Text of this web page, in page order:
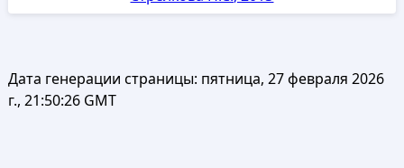
Дата генерации страницы: пятница, 27 февраля 2026
г., 21:50:26 GMT